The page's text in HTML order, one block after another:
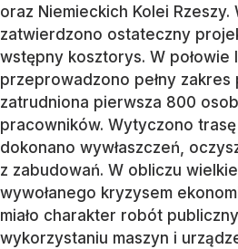
oraz Niemieckich Kolei Rzeszy.
zatwierdzono ostateczny
wstępny kosztorys. W połowie
przeprowadzono pełny zakres
zatrudniona pierwsza 800
pracowników. Wytyczono trasę
dokonano wywłaszczeń,
z zabudowań. W obliczu
wywołanego kryzysem
miało charakter robót
wykorzystaniu maszyn i